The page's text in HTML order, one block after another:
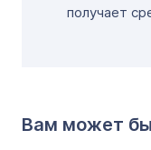
получает
Вам может